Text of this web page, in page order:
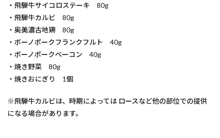
・飛騨牛サイコロステーキ 80g
・飛騨牛カルビ 80g
・奥美濃古地鶏 80g
・ボーノポークフランクフルト 40g
・ボーノポークベーコン 40g
・焼き野菜 80g
・焼きおにぎり 1個
※飛騨牛カルビは、時期によっては ロースなど他の部位での提供
になる場合があります。